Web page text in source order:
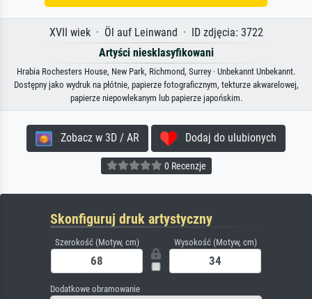
XVII wiek · Öl auf Leinwand · ID zdjęcia: 3722
Artyści niesklasyfikowani
Hrabia Rochesters House, New Park, Richmond, Surrey · Unbekannt Unbekannt.
Dostępny jako wydruk na płótnie, papierze fotograficznym, tekturze akwarelowej,
papierze niepowlekanym lub papierze japońskim.
Zobacz w 3D / AR Dodaj do ulubionych
0 Recenzje
Skonfiguruj druk artystyczny
Szerokość (Motyw, cm) Wysokość (Motyw, cm)
Dodatkowe obramowanie